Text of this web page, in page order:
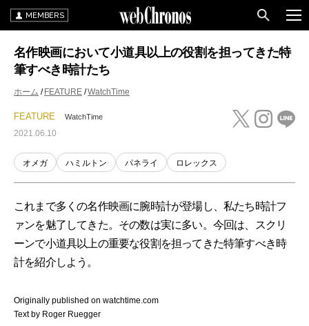
MEMBERS
名作映画において小道具以上の役割を担ってきた特
筆すべき時計たち
ホーム FEATURE WatchTime
FEATURE WatchTime
2021.06.10
オメガ ハミルトン パネライ ロレックス
これまで多くの名作映画に腕時計が登場し、私たち時計フ
ァンを魅了してきた。その数は実に多い。今回は、スクリ
ーンで小道具以上の重要な役割を担ってきた特筆すべき時
計を紹介しよう。
Originally published on watchtime.com
Text by Roger Ruegger